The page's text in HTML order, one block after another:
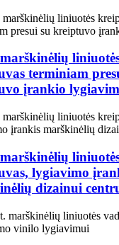
terminiam
įrankio
lygiavimo
dizainui